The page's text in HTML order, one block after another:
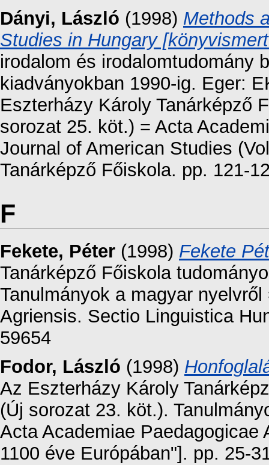
Dányi, László (1998) Methods
Studies in Hungary
irodalom és irodalomtudomány
kiadványokban 1990-ig. Eger:
Eszterházy Károly Tanárképző
sorozat 25. köt.) = Acta
Journal of American Studies
Tanárképző Főiskola. pp. 121-
F
Fekete, Péter (1998) Fekete
Tanárképző Főiskola
Tanulmányok a magyar
Agriensis. Sectio Linguistica
59654
Fodor, László (1998)
Az Eszterházy Károly
(Új sorozat 23. köt.).
Acta Academiae
1100 éve Európában"]. pp. 25-